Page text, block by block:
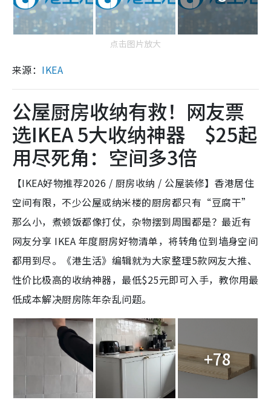
点击图片放大
来源： IKEA
公屋厨房收纳有救！网友票
选IKEA 5大收纳神器 $25起
用尽死角：空间多3倍
【IKEA好物推荐2026 / 厨房收纳 / 公屋装修】香港居住
空间有限，不少公屋或纳米楼的厨房都只有“豆腐干”
那么小，煮顿饭都像打仗，杂物摆到周围都是？最近有
网友分享 IKEA 年度厨房好物清单，将转角位到墙身空间
都用到尽。《港生活》编辑就为大家整理5款网友大推、
性价比极高的收纳神器，最低$25元即可入手，教你用最
低成本解决厨房陈年杂乱问题。
+78